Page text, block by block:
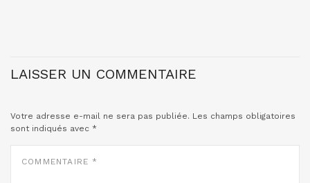
LAISSER UN COMMENTAIRE
Votre adresse e-mail ne sera pas publiée. Les champs obligatoires
sont indiqués avec *